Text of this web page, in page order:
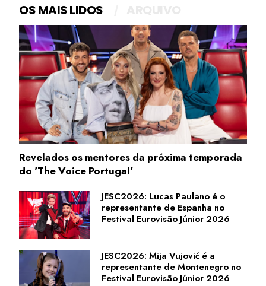
OS MAIS LIDOS
Revelados os mentores da próxima temporada
do 'The Voice Portugal'
JESC2026: Lucas Paulano é o
representante de Espanha no
Festival Eurovisão Júnior 2026
JESC2026: Mija Vujović é a
representante de Montenegro no
Festival Eurovisão Júnior 2026